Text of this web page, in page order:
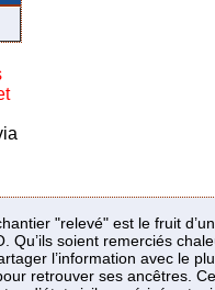
"relevé" est le fruit
Qu’ils soient remerciés
l’information avec le
retrouver ses ancêtres.